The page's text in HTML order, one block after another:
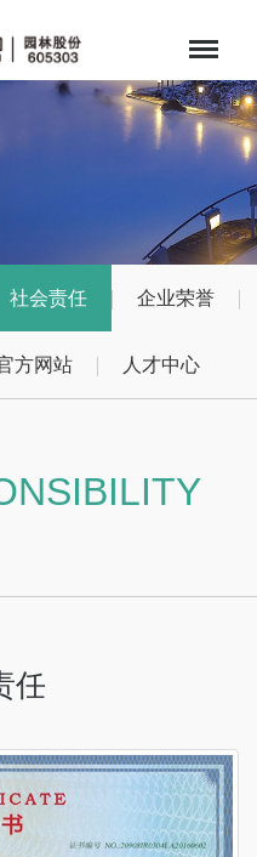
社会责任 企业荣誉
方网站 人才中心
任